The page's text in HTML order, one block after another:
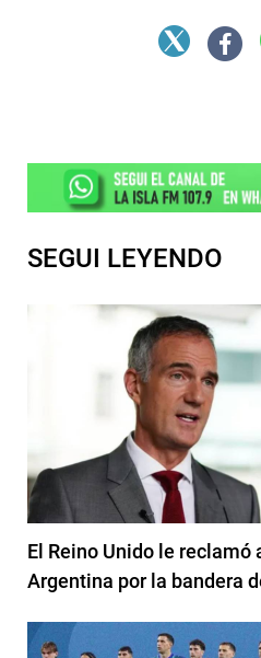
SEGUI LEYENDO
El Reino Unido le reclamó
Argentina por la bandera